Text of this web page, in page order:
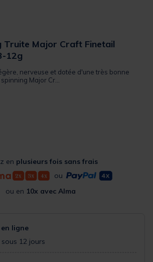
Truite Major Craft Finetail
12g
nerveuse et dotée d'une très bonne
Major Cr...
en plusieurs fois sans frais
ou
ou en 10x avec Alma
ligne
12 jours